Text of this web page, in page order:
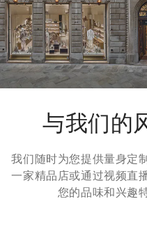
我们很乐意为您免费提供7天
请参考退货页面。
与我们的
我们随时为您提供量身定
一家精品店或通过视频直
您的品味和兴趣